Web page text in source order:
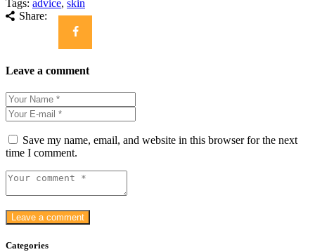
Tags: advice, skin
Share:
Leave a comment
Save my name, email, and website in this browser for the next
time I comment.
Categories